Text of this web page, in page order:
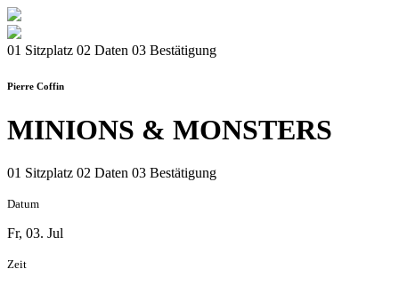
01 Sitzplatz 02 Daten 03 Bestätigung
Pierre Coffin
MINIONS & MONSTERS
01 Sitzplatz 02 Daten 03 Bestätigung
Datum
Fr, 03. Jul
Zeit